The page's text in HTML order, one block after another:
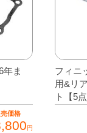
ま
価格
円
フィニ
用&リ
ト【5